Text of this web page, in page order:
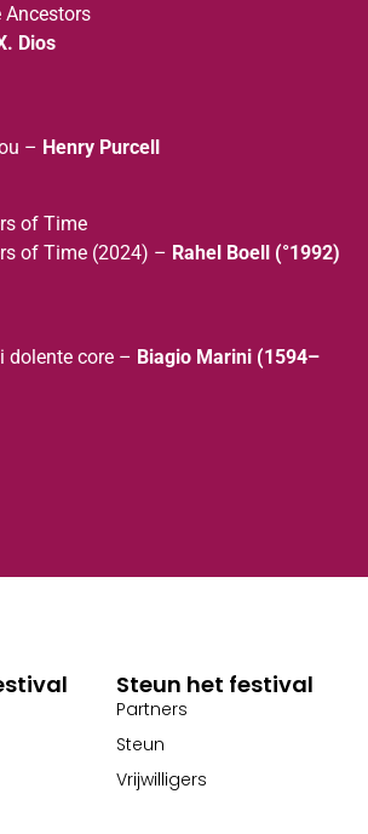
Dios
– Henry Purcell
of Time
of Time (2024) – Rahel Boell (°1992)
dolente core – Biagio Marini (1594–
Steun het festival
Partners
Steun
Vrijwilligers